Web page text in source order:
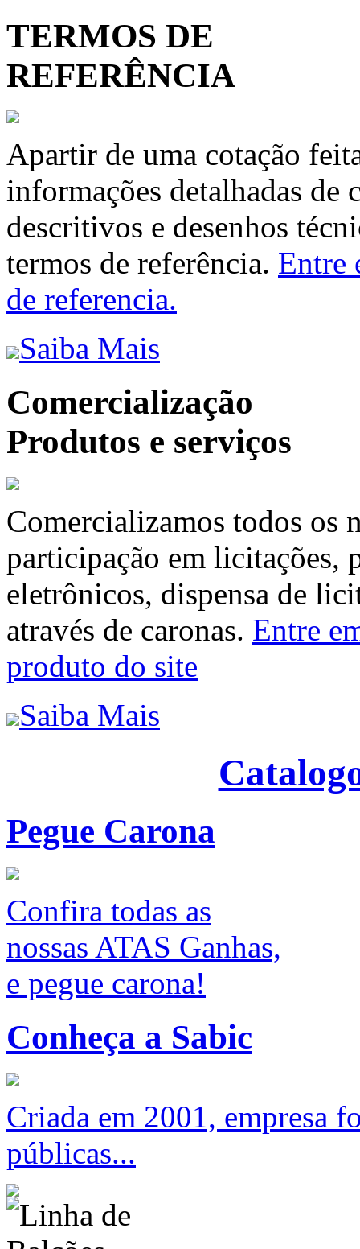
TERMOS DE
REFERÊNCIA
Apartir de uma cotação
informações detalhadas de
descritivos e desenhos
termos de referência. Entre
de referencia.
Saiba Mais
Comercialização
Produtos e serviços
Comercializamos todos os
participação em licitações,
eletrônicos, dispensa de
através de caronas. Entre
produto do site
Saiba Mais
Pegue Carona
Confira todas as
nossas ATAS Ganhas,
e pegue carona!
Conheça a Sabic
Criada em 2001, empresa
públicas...